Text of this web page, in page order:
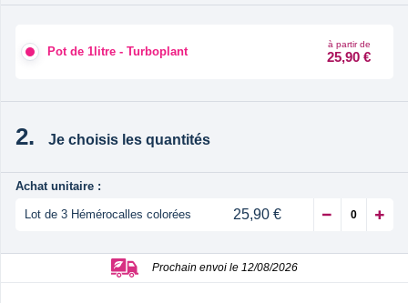
Pot de 1litre - Turboplant
à partir de
25,90 €
Je choisis les quantités
Achat unitaire :
Lot de 3 Hémérocalles colorées 25,90 €
Prochain envoi le 12/08/2026